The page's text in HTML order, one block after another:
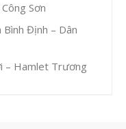
Sơn
Bình Định – Dân
– Hamlet Trương